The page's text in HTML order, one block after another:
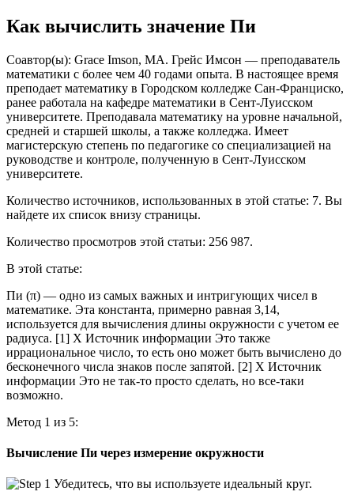
Как вычислить значение Пи
Соавтор(ы): Grace Imson, MA. Грейс Имсон — преподаватель
математики с более чем 40 годами опыта. В настоящее время
преподает математику в Городском колледже Сан-Франциско,
ранее работала на кафедре математики в Сент-Луисском
университете. Преподавала математику на уровне начальной,
средней и старшей школы, а также колледжа. Имеет
магистерскую степень по педагогике со специализацией на
руководстве и контроле, полученную в Сент-Луисском
университете.
Количество источников, использованных в этой статье: 7. Вы
найдете их список внизу страницы.
Количество просмотров этой статьи: 256 987.
В этой статье:
Пи (π) — одно из самых важных и интригующих чисел в
математике. Эта константа, примерно равная 3,14,
используется для вычисления длины окружности с учетом ее
радиуса. [1] X Источник информации Это также
иррациональное число, то есть оно может быть вычислено до
бесконечного числа знаков после запятой. [2] X Источник
информации Это не так-то просто сделать, но все-таки
возможно.
Метод 1 из 5:
Вычисление Пи через измерение окружности